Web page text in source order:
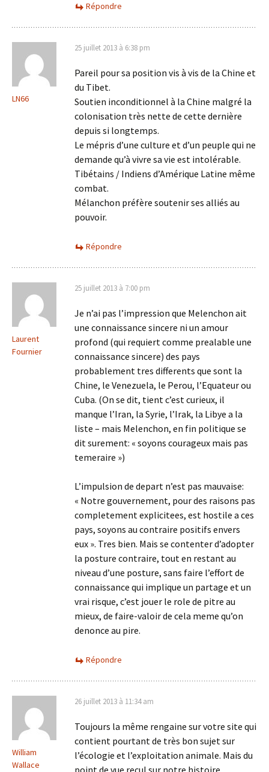
Répondre
LN66
25 juillet 2013 à 6:38 pm
Pareil pour sa position vis à vis de la Chine et
du Tibet.
Soutien inconditionnel à la Chine malgré la
colonisation très nette de cette dernière
depuis si longtemps.
Le mépris d’une culture et d’un peuple qui ne
demande qu’à vivre sa vie est intolérable.
Tibétains / Indiens d’Amérique Latine même
combat.
Mélanchon préfère soutenir ses alliés au
pouvoir.
Répondre
Laurent
Fournier
25 juillet 2013 à 7:00 pm
Je n’ai pas l’impression que Melenchon ait
une connaissance sincere ni un amour
profond (qui requiert comme prealable une
connaissance sincere) des pays
probablement tres differents que sont la
Chine, le Venezuela, le Perou, l’Equateur ou
Cuba. (On se dit, tient c’est curieux, il
manque l’Iran, la Syrie, l’Irak, la Libye a la
liste – mais Melenchon, en fin politique se
dit surement: « soyons courageux mais pas
temeraire »)
L’impulsion de depart n’est pas mauvaise:
« Notre gouvernement, pour des raisons pas
completement explicitees, est hostile a ces
pays, soyons au contraire positifs envers
eux ». Tres bien. Mais se contenter d’adopter
la posture contraire, tout en restant au
niveau d’une posture, sans faire l’effort de
connaissance qui implique un partage et un
vrai risque, c’est jouer le role de pitre au
mieux, de faire-valoir de cela meme qu’on
denonce au pire.
Répondre
William
Wallace
26 juillet 2013 à 11:34 am
Toujours la même rengaine sur votre site qui
contient pourtant de très bon sujet sur
l’écologie et l’exploitation animale. Mais du
point de vue recul sur notre histoire